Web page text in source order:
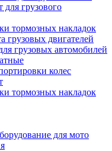
грузового
тормозных накладок
грузовых двигателей
грузовых автомобилей
колес
тормозных накладок
для мото